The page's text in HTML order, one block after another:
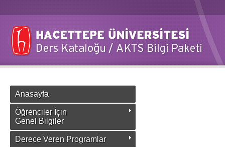
Anasayfa
Öğrenciler İçin
Genel Bilgiler
Derece Veren Programlar